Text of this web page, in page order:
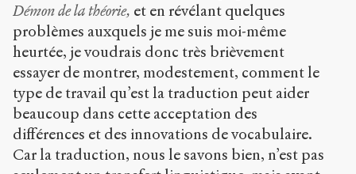
Démon de la théorie, et en révélant quelques
problèmes auxquels je me suis moi-même
heurtée, je voudrais donc très brièvement
essayer de montrer, modestement, comment le
type de travail qu’est la traduction peut aider
beaucoup dans cette acceptation des
différences et des innovations de vocabulaire.
Car la traduction, nous le savons bien, n’est pas